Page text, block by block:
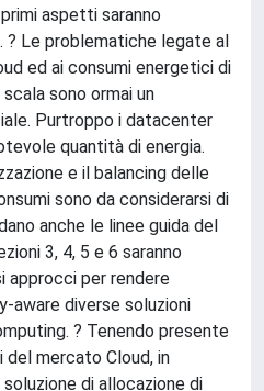
aspetti saranno
Le problematiche legate al
ed ai consumi energetici di
sono ormai un
Purtroppo i datacenter
quantità di energia.
e il balancing delle
sono da considerarsi di
anche le linee guida del
3, 4, 5 e 6 saranno
approcci per rendere
aware diverse soluzioni
? Tenendo presente
del mercato Cloud, in
di allocazione di